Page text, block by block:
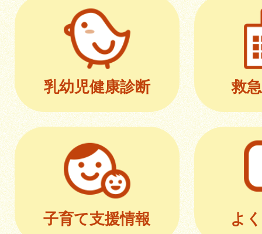
乳幼児健康診断 救
子育て支援情報 よ